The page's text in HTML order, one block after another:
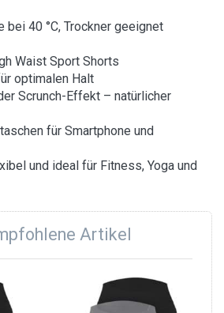
bei 40 °C, Trockner geeignet
Waist Sport Shorts
optimalen Halt
Scrunch-Effekt – natürlicher
für Smartphone und
und ideal für Fitness, Yoga und
Artikel